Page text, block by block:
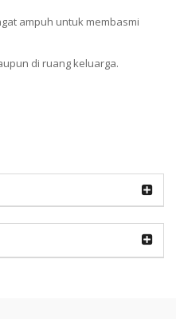
ampuh untuk membasmi
di ruang keluarga.